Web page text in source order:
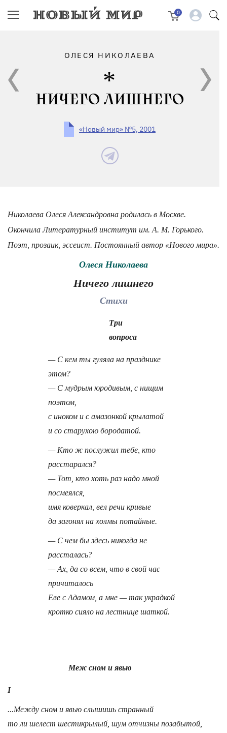
0
ОЛЕСЯ НИКОЛАЕВА
НИЧЕГО ЛИШНЕГО
«Новый мир» №5, 2001
Николаева Олеся Александровна родилась в Москве.
Окончила Литературный институт им. А. М. Горького.
Поэт, прозаик, эссеист. Постоянный автор «Нового мира».
Олеся Николаева
Ничего лишнего
Стихи
Три
вопроса
— С кем ты гуляла на празднике
этом?
— С мудрым юродивым, с нищим
поэтом,
с иноком и с амазонкой крылатой
и со старухою бородатой.
— Кто ж послужил тебе, кто
расстарался?
— Тот, кто хоть раз надо мной
посмеялся,
имя коверкал, вел речи кривые
да загонял на холмы потайные.
— С чем бы здесь никогда не
рассталась?
— Ах, да со всем, что в свой час
причиталось
Еве с Адамом, а мне — так украдкой
кротко сияло на лестнице шаткой.
Меж сном и явью
I
...Между сном и явью слышишь странный
то ли шелест шестикрылый, шум отчизны позабытой,